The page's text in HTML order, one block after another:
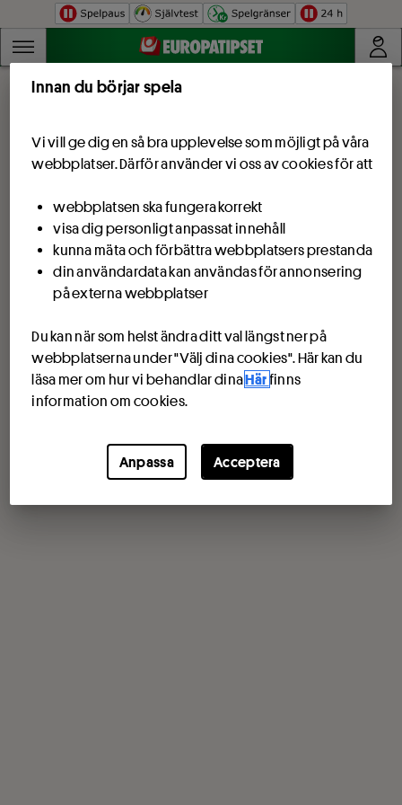
Hoppa till innehåll
Innan du börjar spela
Vi vill ge dig en så bra upplevelse som möjligt på våra
webbplatser. Därför använder vi oss av cookies för att
webbplatsen ska fungera korrekt
visa dig personligt anpassat innehåll
kunna mäta och förbättra webbplatsers prestanda
din användardata kan användas för annonsering
på externa webbplatser
Du kan när som helst ändra ditt val längst ner på
webbplatserna under "Välj dina cookies". Här kan du
läsa mer om hur vi behandlar dinaHär finns
information om cookies.
Anpassa Acceptera